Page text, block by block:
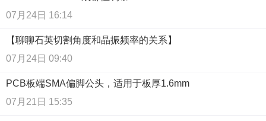
07月24日 16:14
【聊聊石英切割角度和晶振频率的关系】
07月24日 09:40
PCB板端SMA偏脚公头，适用于板厚1.6mm
07月21日 15:35